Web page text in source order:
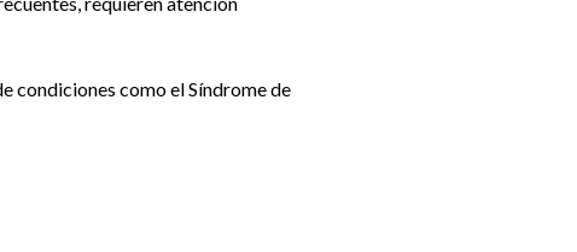
condiciones como el Síndrome de